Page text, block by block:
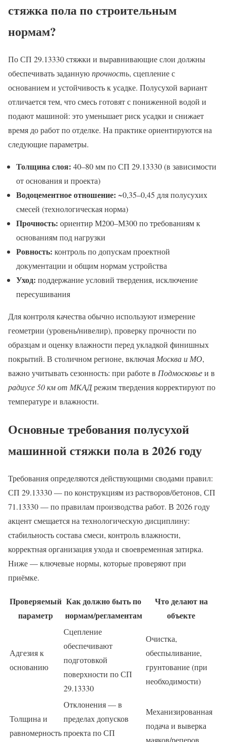
стяжка пола по строительным
нормам?
По СП 29.13330 стяжки и выравнивающие слои должны
обеспечивать заданнуюпрочность, сцепление с
основанием и устойчивость к усадке. Полусухой вариант
отличается тем, что смесь готовят с пониженной водой и
подают машиной: это уменьшает риск усадки и снижает
время до работ по отделке. На практике ориентируются на
следующие параметры.
Толщина слоя: 40–80 мм по СП 29.13330 (в зависимости
от основания и проекта)
Водоцементное отношение: ~0,35–0,45 для полусухих
смесей (технологическая норма)
Прочность: ориентир М200–М300 по требованиям к
основаниям под нагрузки
Ровность: контроль по допускам проектной
документации и общим нормам устройства
Уход: поддержание условий твердения, исключение
пересушивания
Для контроля качества обычно используют измерение
геометрии (уровень/нивелир), проверку прочности по
образцам и оценку влажности перед укладкой финишных
покрытий. В столичном регионе, включая Москва и МО,
важно учитывать сезонность: при работе в Подмосковьеи в
радиусе 50 км от МКАДрежим твердения корректируют по
температуре и влажности.
Основные требования полусухой
машинной стяжки пола в 2026 году
Требования определяются действующими сводами правил:
СП 29.13330 — по конструкциям из растворов/бетонов, СП
71.13330 — по правилам производства работ. В 2026 году
акцент смещается на технологическую дисциплину:
стабильность состава смеси, контроль влажности,
корректная организация ухода и своевременная затирка.
Ниже — ключевые нормы, которые проверяют при
приёмке.
Проверяемый
параметр
Как должно быть по
нормам/регламентам
Что делают на
объекте
Адгезия к
основанию
Сцепление
обеспечивают
подготовкой
поверхности по СП
29.13330
Очистка,
обеспыливание,
грунтование (при
необходимости)
Толщина и
равномерность
Отклонения — в
пределах допусков
проекта по СП
Механизированная
подача и выверка
маяков/реперов